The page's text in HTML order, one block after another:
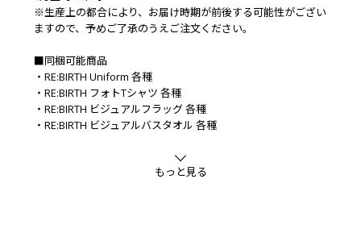
※生産上の都合により、お届け時期が前後する可能性がござい
ますので、予めご了承のうえご注文ください。
■同梱可能商品
・RE:BIRTH Uniform 各種
・RE:BIRTH フォトTシャツ 各種
・RE:BIRTH ビジュアルフラッグ 各種
・RE:BIRTH ビジュアルバスタオル 各種
もっと見る